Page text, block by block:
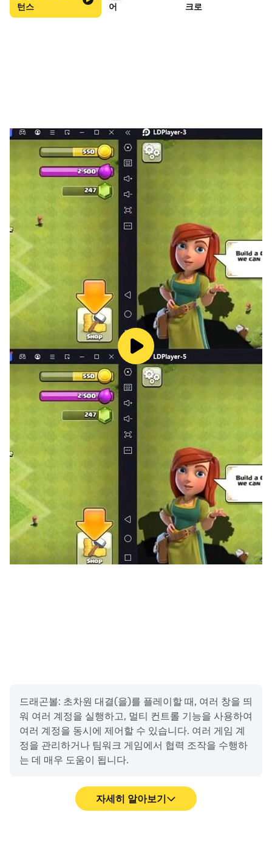
개성 있는 캐릭터 육성, 최강 팀 구축!
턴스
어
크로
드래곤볼: 초차원 대결(을)를 플레이할 때, 여러 창을 띄
워 여러 계정을 실행하고, 멀티 컨트롤 기능을 사용하여
여러 계정을 동시에 제어할 수 있습니다. 여러 게임 계
정을 관리하거나 팀워크 게임에서 협력 조작을 수행하
는 데 매우 도움이 됩니다.
자세히 알아보기